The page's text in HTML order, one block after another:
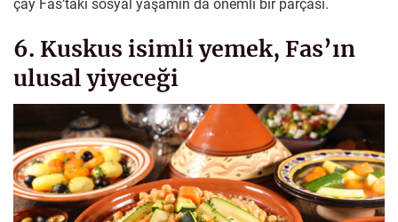
çay Fas’taki sosyal yaşamın da önemli bir parçası.
6. Kuskus isimli yemek, Fas’ın
ulusal yiyeceği